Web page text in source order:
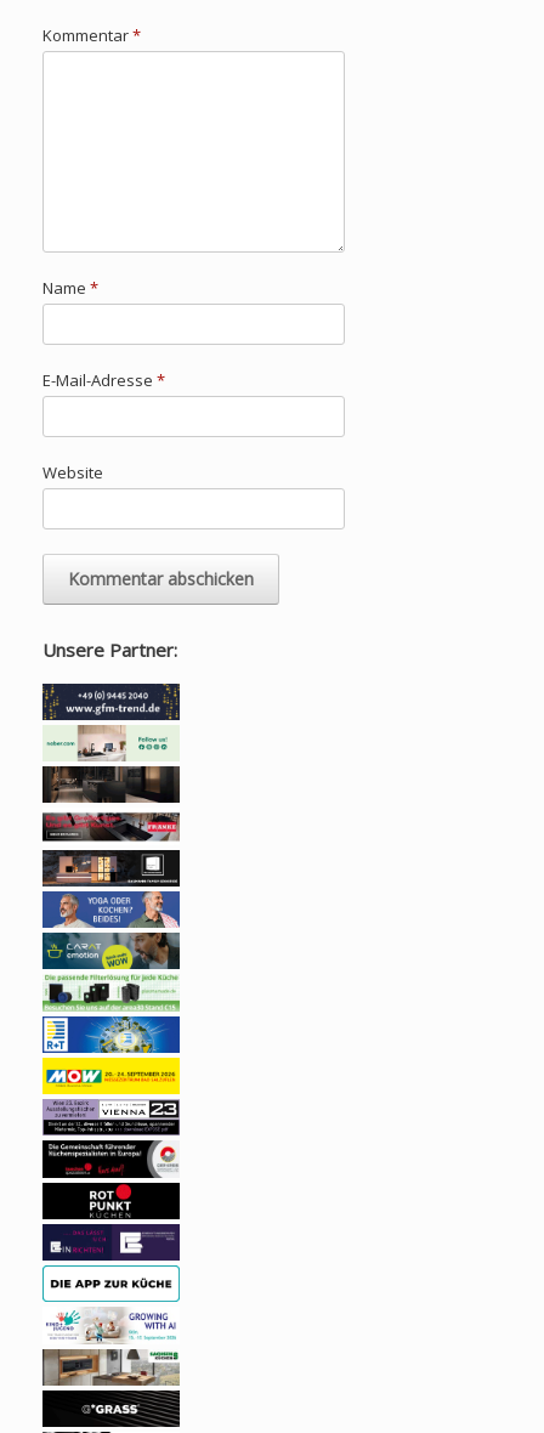
Kommentar*
Name *
E-Mail-Adresse *
Website
Unsere Partner: